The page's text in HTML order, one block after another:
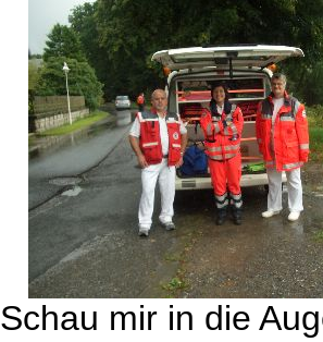
Schau mir in die